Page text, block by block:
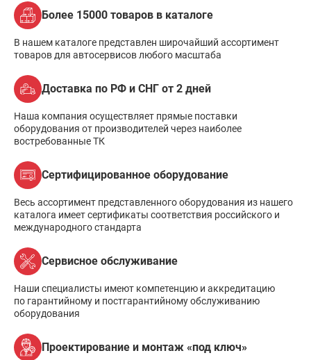
Более 15000 товаров в каталоге
В нашем каталоге представлен широчайший ассортимент
товаров для автосервисов любого масштаба
Доставка по РФ и СНГ от 2 дней
Наша компания осуществляет прямые поставки
оборудования от производителей через наиболее
востребованные ТК
Сертифицированное оборудование
Весь ассортимент представленного оборудования из нашего
каталога имеет сертификаты соответствия российского и
международного стандарта
Сервисное обслуживание
Наши специалисты имеют компетенцию и аккредитацию
по гарантийному и постгарантийному обслуживанию
оборудования
Проектирование и монтаж «под ключ»